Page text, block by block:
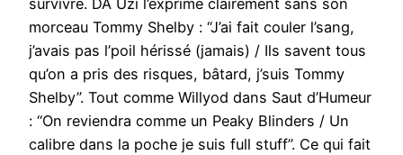
survivre. DA Uzi l’exprime clairement sans son
morceau Tommy Shelby : “J’ai fait couler l’sang,
j’avais pas l’poil hérissé (jamais) / Ils savent tous
qu’on a pris des risques, bâtard, j’suis Tommy
Shelby”. Tout comme Willyod dans Saut d’Humeur
: “On reviendra comme un Peaky Blinders / Un
calibre dans la poche je suis full stuff”. Ce qui fait